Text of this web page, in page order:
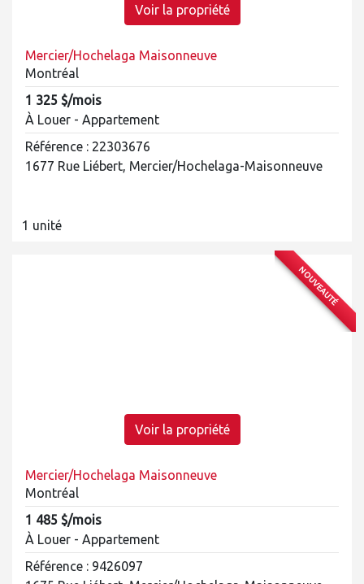
Voir la propriété
Mercier/Hochelaga Maisonneuve
Montréal
1 325 $/mois
À Louer - Appartement
Référence : 22303676
1677 Rue Liébert, Mercier/Hochelaga-Maisonneuve
1 unité
NOUVEAUTÉ
Voir la propriété
Mercier/Hochelaga Maisonneuve
Montréal
1 485 $/mois
À Louer - Appartement
Référence : 9426097